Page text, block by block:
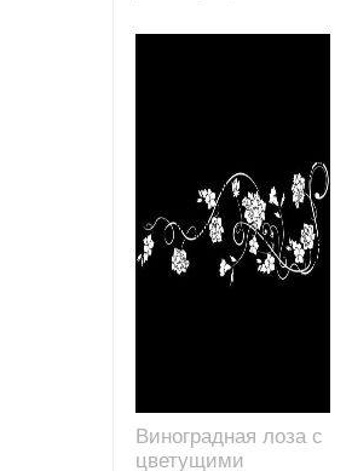
Виноградная лоза с
цветущими